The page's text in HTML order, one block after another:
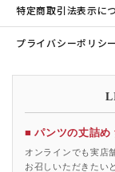
特定商取引法表示に
プライバシーポリシー
■ パンツの丈詰め
オンラインでも実店
お召しいただきたい